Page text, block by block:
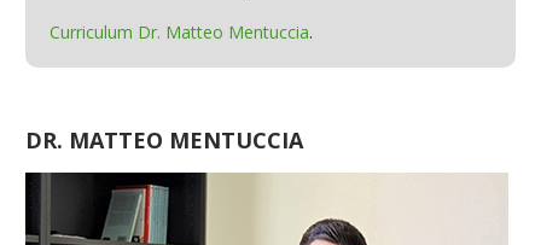
Curriculum Dr. Matteo Mentuccia.
DR. MATTEO MENTUCCIA